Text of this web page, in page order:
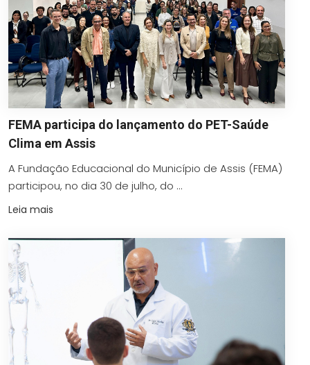
FEMA participa do lançamento do PET-Saúde
Clima em Assis
A Fundação Educacional do Município de Assis (FEMA)
participou, no dia 30 de julho, do ...
Leia mais